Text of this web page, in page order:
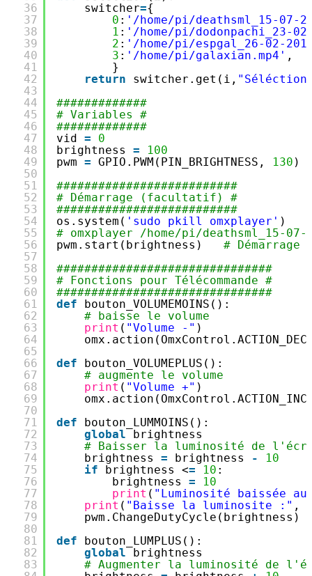
36
37
38
39
40
41
42
43
44
45
46
47
48
49
50
51
52
53
54
55
56
57
58
59
60
61
62
63
64
65
66
67
68
69
70
71
72
73
74
75
76
77
78
79
80
81
82
83
switcher={
0 : '/home/pi/deathsml_15-07-
1 : '/home/pi/dodonpachi_23-
2 : '/home/pi/espgal_26-02-
3 : '/home/pi/galaxian.mp4' ,
}
return
switcher.get(i,
#############
# Variables #
#############
vid =
0
brightness =
100
pwm = GPIO.PWM(PIN_BRIGHTNESS, 130 )
##########################
# Démarrage (facultatif) #
##########################
os.system( 'sudo pkill omxplayer'
# omxplayer /home/pi/deathsml_15-
pwm.start(brightness) # Démarrage
###############################
# Fonctions pour Télécommande #
###############################
def
bouton_VOLUMEMOINS():
# baisse le volume
print ( "Volume -" )
def
bouton_VOLUMEPLUS():
# augmente le volume
print ( "Volume +" )
def
bouton_LUMMOINS():
global
brightness
# Baisser la luminosité de
brightness = brightness -
10
if
brightness <= 10 :
brightness =
10
print ( "Luminosité baissée au
print ( "Baisse la luminosite :" ,
pwm.ChangeDutyCycle(brightness)
def
bouton_LUMPLUS():
global
brightness
# Augmenter la luminosité de